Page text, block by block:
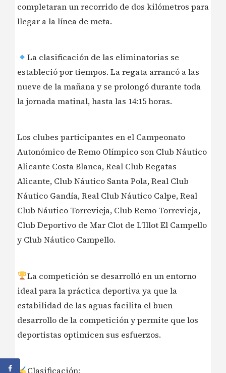
completaran un recorrido de dos kilómetros para
llegar a la línea de meta.
La clasificación de las eliminatorias se
estableció por tiempos. La regata arrancó a las
nueve de la mañana y se prolongó durante toda
la jornada matinal, hasta las 14:15 horas.
Los clubes participantes en el Campeonato
Autonómico de Remo Olímpico son Club Náutico
Alicante Costa Blanca, Real Club Regatas
Alicante, Club Náutico Santa Pola, Real Club
Náutico Gandía, Real Club Náutico Calpe, Real
Club Náutico Torrevieja, Club Remo Torrevieja,
Club Deportivo de Mar Clot de L’Illot El Campello
y Club Náutico Campello.
La competición se desarrolló en un entorno
ideal para la práctica deportiva ya que la
estabilidad de las aguas facilita el buen
desarrollo de la competición y permite que los
deportistas optimicen sus esfuerzos.
Clasificación: